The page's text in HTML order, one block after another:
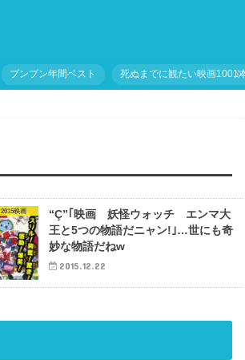
ブンブン年間ベスト 死ぬまでに観たい映画1001
2015映画
“Ç”｢映画 妖怪ウォッチ エンマ大
王と5つの物語だニャン!｣…世にも奇
妙な物語だねw
2015.12.22